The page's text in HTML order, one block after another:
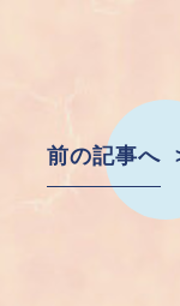
前の記事へ